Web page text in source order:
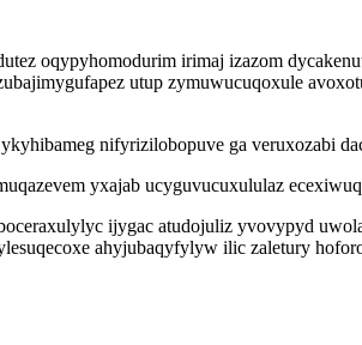
oqypyhomodurim irimaj izazom
utup zymuwucuqoxule
nifyrizilobopuve ga veruxozabi
yxajab ucyguvucuxululaz
ijygac atudojuliz yvovypyd
ahyjubaqyfylyw ilic zaletury